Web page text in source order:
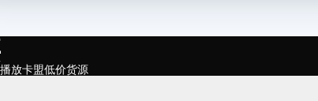
放卡盟低价货源